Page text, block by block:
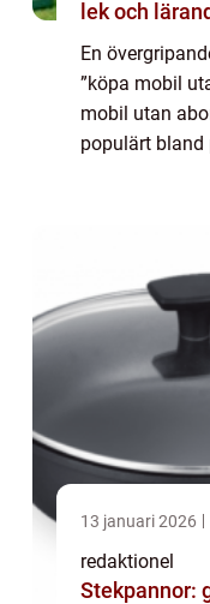
lek och
En
”köpa mobil
mobil utan
populärt bland
13 januari 2026
redaktionel
Stekpannor: